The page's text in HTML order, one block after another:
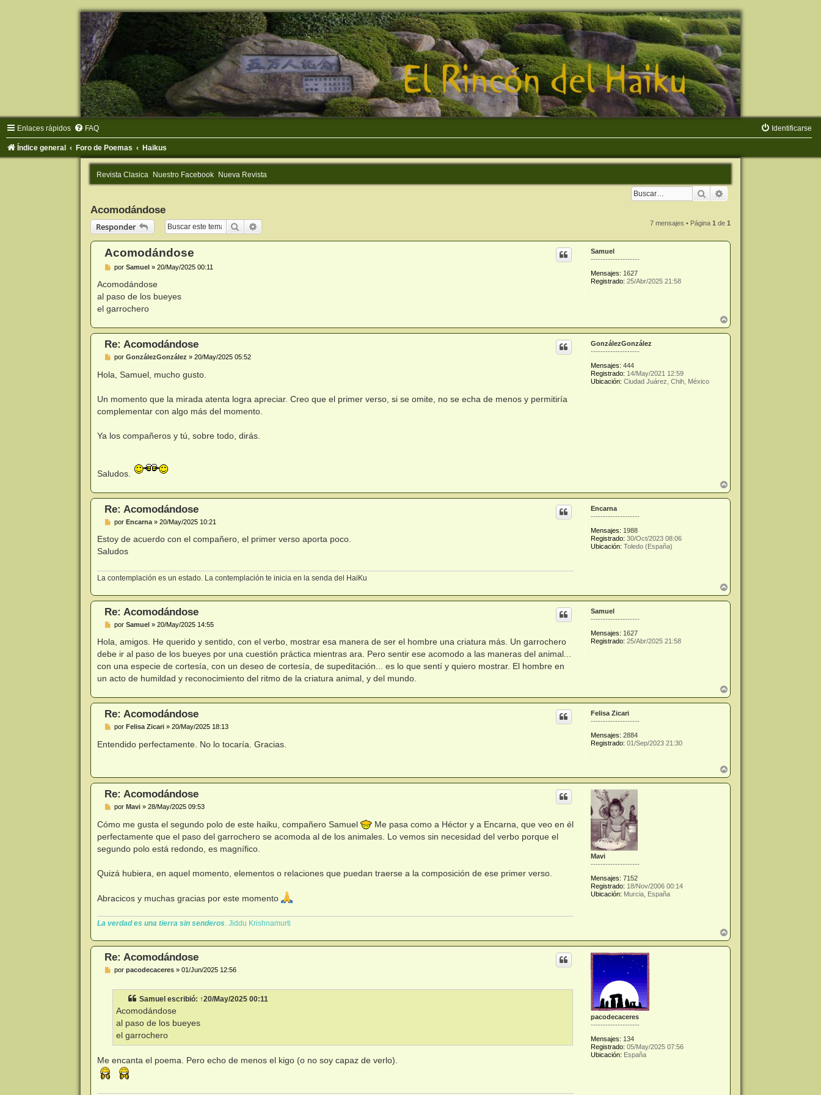
Enlaces rápidos FAQ Identificarse
Índice general Foro de Poemas Haikus
Revista Clasica Nuestro Facebook Nueva Revista
Buscar
Acomodándose
Responder
Buscar 7 mensajes • Página1 de1
Samuel
--------------------
Mensajes: 1627
Registrado: 25/Abr/2025 21:58
Acomodándose
M
n
a
j
e
por Samuel» 20/May/2025 00:11
Acomodándose
al paso de los bueyes
el garrochero
r
r
GonzálezGonzález
--------------------
Mensajes: 444
Registrado: 14/May/2021 12:59
Ubicación: Ciudad Juárez, Chih, México
Re: Acomodándose
M
n
e
por GonzálezGonzález » 20/May/2025 05:52
Hola, Samuel, mucho gusto.
Un momento que la mirada atenta logra apreciar. Creo que el primer verso, si se omite, no se echa de menos y permitiría
complementar con algo más del momento.
Ya los compañeros y tú, sobre todo, dirás.
Saludos.
r
r
Encarna
--------------------
Mensajes: 1988
Registrado: 30/Oct/2023 08:06
Ubicación: Toledo (España)
Re: Acomodándose
M
n
s
a
por Encarna» 20/May/2025 10:21
Estoy de acuerdo con el compañero, el primer verso aporta poco.
Saludos
La contemplación es un estado. La contemplación te inicia en la senda del HaiKu
r
r
Samuel
--------------------
Mensajes: 1627
Registrado: 25/Abr/2025 21:58
Re: Acomodándose
M
n
a
e
por Samuel» 20/May/2025 14:55
Hola, amigos. He querido y sentido, con el verbo, mostrar esa manera de ser el hombre una criatura más. Un garrochero
debe ir al paso de los bueyes por una cuestión práctica mientras ara. Pero sentir ese acomodo a las maneras del animal...
con una especie de cortesía, con un deseo de cortesía, de supeditación... es lo que sentí y quiero mostrar. El hombre en
un acto de humildad y reconocimiento del ritmo de la criatura animal, y del mundo.
r
r
Felisa Zicari
--------------------
Mensajes: 2884
Registrado: 01/Sep/2023 21:30
Re: Acomodándose
M
n
por Felisa Zicari» 20/May/2025 18:13
Entendido perfectamente. No lo tocaría. Gracias.
r
r
Mavi
--------------------
Mensajes: 7152
Registrado: 18/Nov/2006 00:14
Ubicación: Murcia, España
Re: Acomodándose
M
n
s
a
e
por Mavi» 28/May/2025 09:53
Cómo me gusta el segundo polo de este haiku, compañero Samuel
Me pasa como a Héctor y a Encarna, que veo en él
perfectamente que el paso del garrochero se acomoda al de los animales. Lo vemos sin necesidad del verbo porque el
segundo polo está redondo, es magnífico.
Quizá hubiera, en aquel momento, elementos o relaciones que puedan traerse a la composición de ese primer verso.
Abracicos y muchas gracias por este momento
La verdad es una tierra sin senderos. Jiddu Krishnamurti
r
r
pacodecaceres
--------------------
Mensajes: 134
Registrado: 05/May/2025 07:56
Ubicación: España
Re: Acomodándose
M
por pacodecaceres» 01/Jun/2025 12:56
Samuel escribió: ↑20/May/2025 00:11
Acomodándose
al paso de los bueyes
el garrochero
Me encanta el poema. Pero echo de menos el kigo (o no soy capaz de verlo).